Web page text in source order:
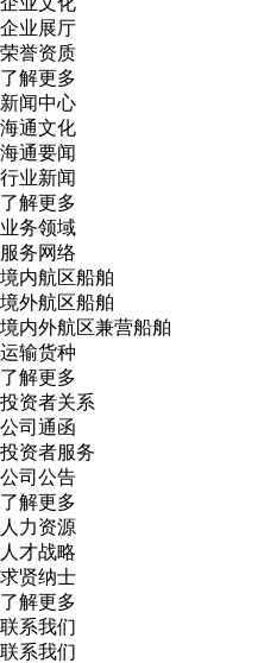
企业展厅
荣誉资质
了解更多
新闻中心
海通文化
海通要闻
行业新闻
了解更多
业务领域
服务网络
境内航区船舶
境外航区船舶
境内外航区兼营船舶
运输货种
了解更多
投资者关系
公司通函
投资者服务
公司公告
了解更多
人力资源
人才战略
求贤纳士
了解更多
联系我们
联系我们